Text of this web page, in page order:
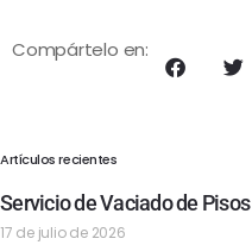
Compártelo en:
Artículos recientes
Servicio de Vaciado de Pisos
17 de julio de 2026